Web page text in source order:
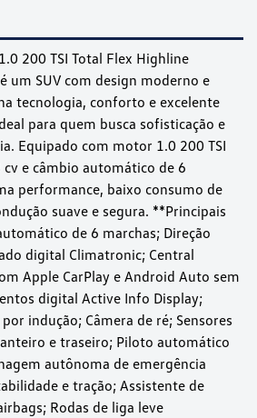
200 TSI Total Flex Highline
um SUV com design moderno e
tecnologia, conforto e excelente
para quem busca sofisticação e
Equipado com motor 1.0 200 TSI
e câmbio automático de 6
performance, baixo consumo de
suave e segura. **Principais
de 6 marchas; Direção
digital Climatronic; Central
Apple CarPlay e Android Auto sem
digital Active Info Display;
indução; Câmera de ré; Sensores
e traseiro; Piloto automático
autônoma de emergência
e tração; Assistente de
Rodas de liga leve